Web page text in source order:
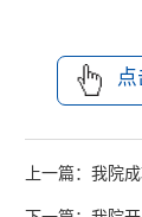
点
上一篇： 我院